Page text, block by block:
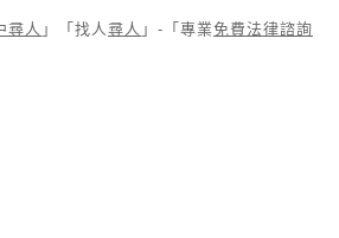
尋人 」「找人尋人 」-「專業免費法律諮詢